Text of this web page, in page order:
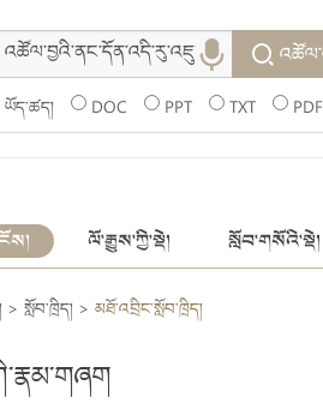
ཡོད་ཚད། DOC PPT TXT PDF
ལོ་རྒྱུས་ཀྱི་སྡེ། སློབ་གསོའི་སྡེ།
> སློབ་ཁྲིད། > མཐོ་འབྲིང་སློབ་ཁྲིད།